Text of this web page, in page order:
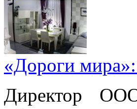
«Дороги
Директор